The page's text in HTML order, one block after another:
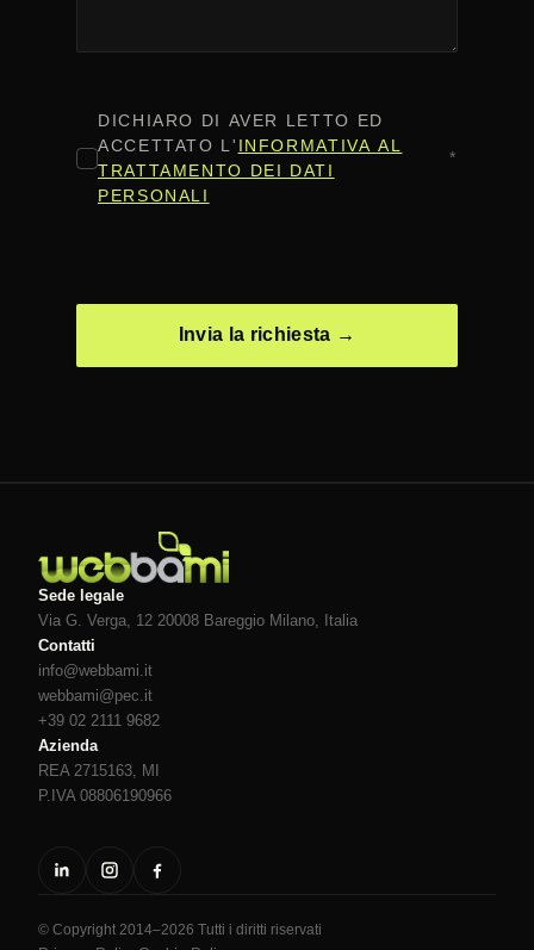
CONSENSO*
DICHIARO DI AVER LETTO ED
ACCETTATO L' INFORMATIVA AL
TRATTAMENTO DEI DATI
PERSONALI
*
Sede legale
Via G. Verga, 12 20008 Bareggio Milano, Italia
Contatti
info@webbami.it
webbami@pec.it
+39 02 2111 9682
Azienda
REA 2715163, MI
P.IVA 08806190966
© Copyright 2014–2026 Tutti i diritti riservati